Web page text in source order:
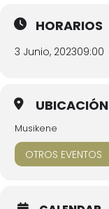
HORARIOS
3 Junio, 202309:00
UBICACIÓN
Musikene
OTROS EVENTOS